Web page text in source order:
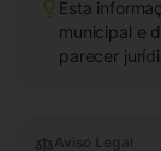
Esta
municipal e
parecer
Aviso Legal